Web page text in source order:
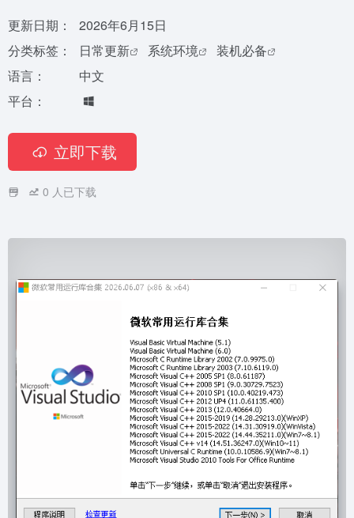
更新日期：
2026年6月15日
分类标签：
日常更新 系统环境
装机必备
语言：
中文
平台：
立即下载
0 人已下载